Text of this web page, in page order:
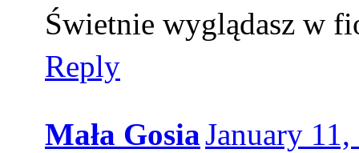
Świetnie wyglądasz w
Reply
Mała GosiaJanuary